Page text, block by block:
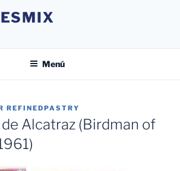
Menú
REFINEDPASTRY
Alcatraz (Birdman of